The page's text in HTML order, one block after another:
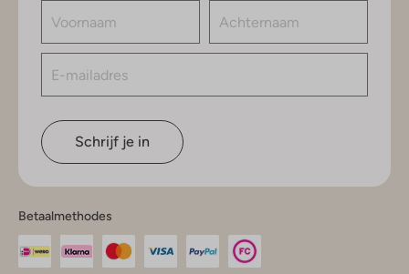
Schrijf je in
Betaalmethodes